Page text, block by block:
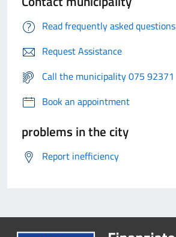
Read frequently asked questions
Request Assistance
Call the municipality 075 92371
Book an appointment
problems in the city
Report inefficiency